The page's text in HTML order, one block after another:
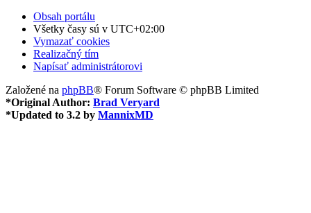
Obsah portálu
Všetky časy sú v UTC+02:00
Vymazať cookies
Realizačný tím
Napísať administrátorovi
Založené na phpBB® Forum Software © phpBB Limited
*Original Author: Brad Veryard
*Updated to 3.2 by MannixMD